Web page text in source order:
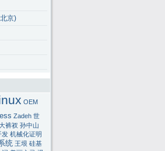
京)
OEM
Zadeh 世
裤衩 孙中山
发 机械化证明
统 王垠 硅基